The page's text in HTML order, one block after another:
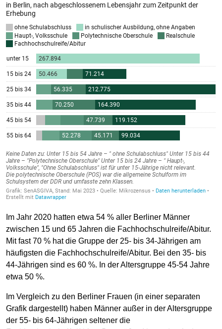
Im Jahr 2020 hatten etwa 54 % aller Berliner Männer
zwischen 15 und 65 Jahren die Fachhochschulreife/Abitur.
Mit fast 70 % hat die Gruppe der 25- bis 34-Jährigen am
häufigsten die Fachhochschulreife/Abitur. Bei den 35- bis
44-Jährigen sind es 60 %. In der Altersgruppe 45-54 Jahre
etwa 50 %.
Im Vergleich zu den Berliner Frauen (in einer separaten
Grafik dargestellt) haben Männer außer in der Altersgruppe
der 55- bis 64-Jährigen seltener die